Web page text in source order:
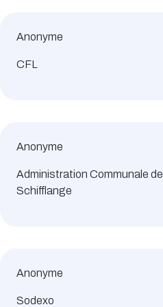
Anonyme
CFL
Anonyme
Administration Communale de
Schifflange
Anonyme
Sodexo